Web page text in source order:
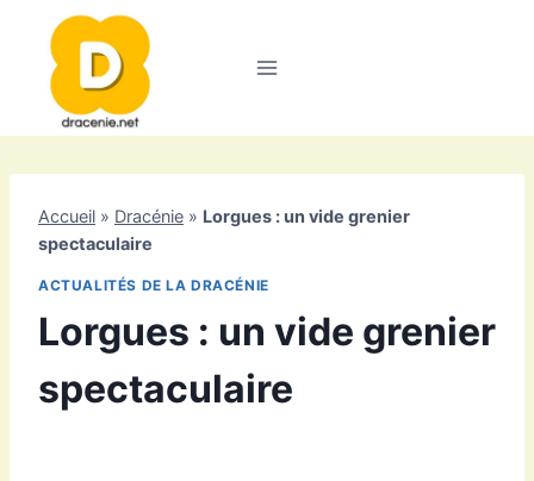
contenu
Accueil » Dracénie » Lorgues : un vide grenier
spectaculaire
ACTUALITÉS DE LA DRACÉNIE
Lorgues : un vide grenier
spectaculaire